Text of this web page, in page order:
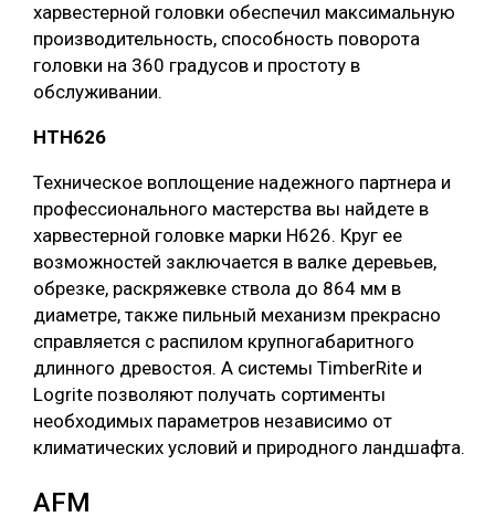
харвестерной головки обеспечил максимальную
производительность, способность поворота
головки на 360 градусов и простоту в
обслуживании.
НТH626
Техническое воплощение надежного партнера и
профессионального мастерства вы найдете в
харвестерной головке марки H626. Круг ее
возможностей заключается в валке деревьев,
обрезке, раскряжевке ствола до 864 мм в
диаметре, также пильный механизм прекрасно
справляется с распилом крупногабаритного
длинного древостоя. А системы TimberRite и
Logrite позволяют получать сортименты
необходимых параметров независимо от
климатических условий и природного ландшафта.
AFM